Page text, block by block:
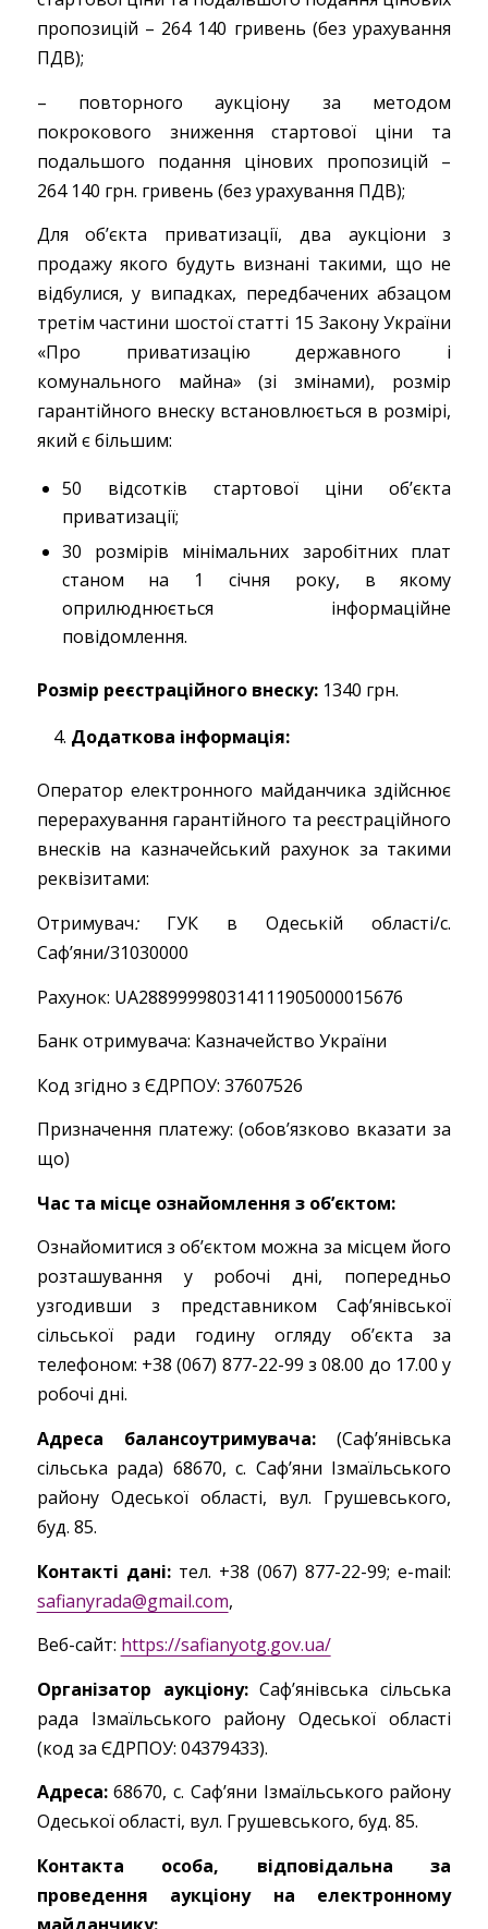
пропозицій – 264 140 гривень (без урахування
ПДВ);
– повторного аукціону за методом
покрокового зниження стартової ціни та
подальшого подання цінових пропозицій –
264 140 грн. гривень (без урахування ПДВ);
Для об’єкта приватизації, два аукціони з
продажу якого будуть визнані такими, що не
відбулися, у випадках, передбачених абзацом
третім частини шостої статті 15 Закону України
«Про приватизацію державного і
комунального майна» (зі змінами), розмір
гарантійного внеску встановлюється в розмірі,
який є більшим:
50 відсотків стартової ціни об’єкта
приватизації;
30 розмірів мінімальних заробітних плат
станом на 1 січня року, в якому
оприлюднюється інформаційне
повідомлення.
Розмір реєстраційного внеску:1340 грн.
Додаткова інформація:
Оператор електронного майданчика здійснює
перерахування гарантійного та реєстраційного
внесків на казначейський рахунок за такими
реквізитами:
Отримувач:ГУК в Одеській області/с.
Саф’яни/31030000
Рахунок: UA288999980314111905000015676
Банк отримувача: Казначейство України
Код згідно з ЄДРПОУ: 37607526
Призначення платежу: (обов’язково вказати за
що)
Час та місце ознайомлення з об’єктом:
Ознайомитися з об’єктом можна за місцем його
розташування у робочі дні, попередньо
узгодивши з представником Саф’янівської
сільської ради годину огляду об’єкта за
телефоном: ­­­­­­­­+38 (067) 877-22-99 з 08.00 до 17.00 у
робочі дні.
Адреса балансоутримувача: (Саф’янівська
сільська рада) 68670, с. Саф’яни Ізмаїльського
району Одеської області, вул. Грушевського,
буд. 85.
Контакті дані: тел. +38 (067) 877-22-99; e-mail:
safianyrada@gmail.com,
Веб-сайт: https://safianyotg.gov.ua/
Організатор аукціону:Саф’янівська сільська
рада Ізмаїльського району Одеської області
(код за ЄДРПОУ: 04379433).
Адреса:68670, с. Саф’яни Ізмаїльського району
Одеської області, вул. Грушевського, буд. 85.
Контакта особа, відповідальна за
проведення аукціону на електронному